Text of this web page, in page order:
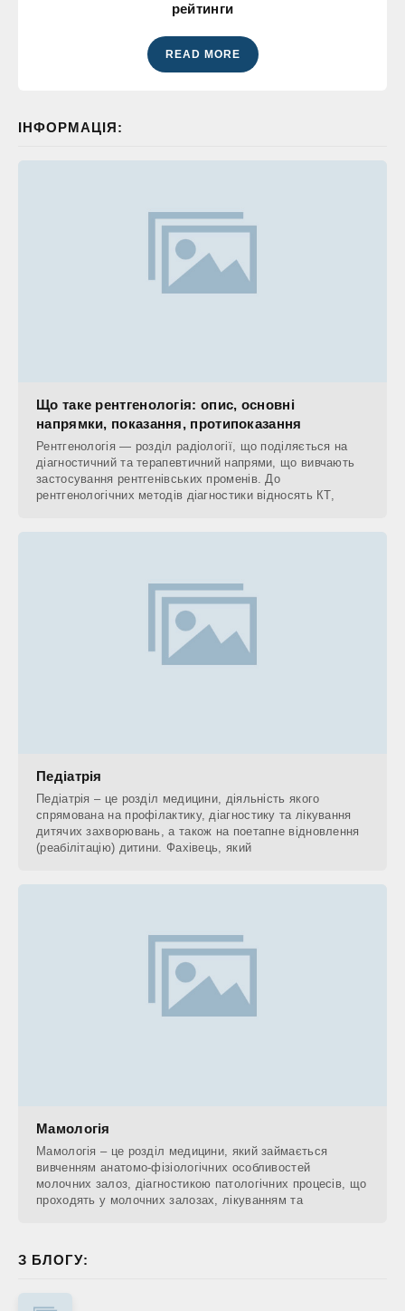
рейтинги
READ MORE
ІНФОРМАЦІЯ:
Що таке рентгенологія: опис, основні
напрямки, показання, протипоказання
Рентгенологія — розділ радіології, що поділяється на
діагностичний та терапевтичний напрями, що вивчають
застосування рентгенівських променів. До
рентгенологічних методів діагностики відносять КТ,
Педіатрія
Педіатрія – це розділ медицини, діяльність якого
спрямована на профілактику, діагностику та лікування
дитячих захворювань, а також на поетапне відновлення
(реабілітацію) дитини. Фахівець, який
Мамологія
Мамологія – це розділ медицини, який займається
вивченням анатомо-фізіологічних особливостей
молочних залоз, діагностикою патологічних процесів, що
проходять у молочних залозах, лікуванням та
З БЛОГУ: